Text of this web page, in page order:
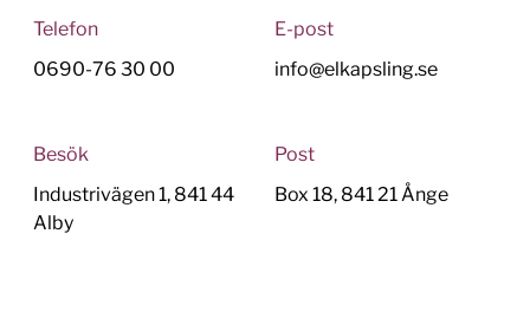
Telefon
0690-76 30 00
E-post
info@elkapsling.se
Besök
Industrivägen 1, 841 44
Alby
Post
Box 18, 841 21 Ånge